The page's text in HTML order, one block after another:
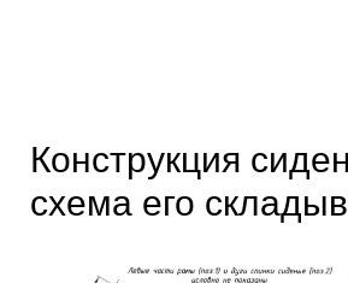
Конструкция
схема его